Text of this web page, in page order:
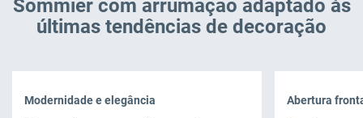
Sommier com arrumação adaptado às
últimas tendências de decoração
Modernidade e elegância Abertura